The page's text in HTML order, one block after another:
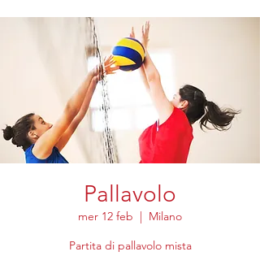
Pallavolo
mer 12 feb
  |
Milano
Partita di pallavolo mista